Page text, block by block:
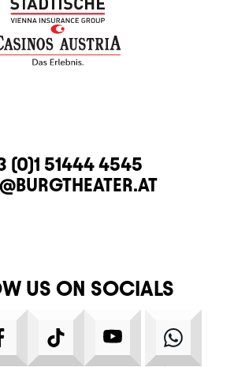
(0)1 51444 4545
US ON SOCIALS
FACEBOOKTIKTOK YOUTUBE